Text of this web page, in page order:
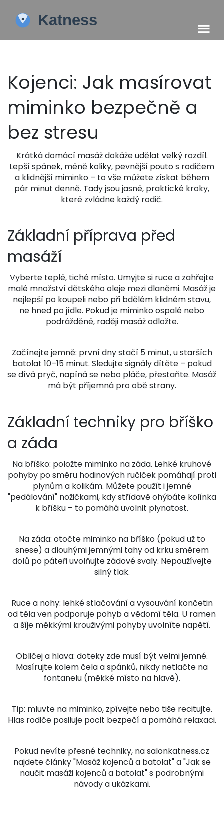
Kojenci: Jak masírovat
miminko bezpečně a
bez stresu
Krátká domácí masáž dokáže udělat velký rozdíl.
Lepší spánek, méně koliky, pevnější pouto s rodičem
a klidnější miminko – to vše můžete získat během
pár minut denně. Tady jsou jasné, praktické kroky,
které zvládne každý rodič.
Základní příprava před
masáží
Vyberte teplé, tiché místo. Umyjte si ruce a zahřejte
malé množství dětského oleje mezi dlaněmi. Masáž je
nejlepší po koupeli nebo při bdělém klidném stavu,
ne hned po jídle. Pokud je miminko ospalé nebo
podrážděné, raději masáž odložte.
Začínejte jemně: první dny stačí 5 minut, u starších
batolat 10–15 minut. Sledujte signály dítěte – pokud
se dívá pryč, napíná se nebo pláče, přestaňte. Masáž
má být příjemná pro obě strany.
Základní techniky pro bříško
a záda
Na bříško: položte miminko na záda. Lehké kruhové
pohyby po směru hodinových ručiček pomáhají proti
plynům a kolikám. Můžete použít i jemné
"pedálování" nožičkami, kdy střídavě ohýbáte kolínka
k bříšku – to pomáhá uvolnit plynatost.
Na záda: otočte miminko na bříško (pokud už to
snese) a dlouhými jemnými tahy od krku směrem
dolů po páteři uvolňujte zádové svaly. Nepoužívejte
silný tlak.
Ruce a nohy: lehké stlačování a vysouvání končetin
od těla ven podporuje pohyb a vědomí těla. U ramen
a šíje měkkými krouživými pohyby uvolníte napětí.
Obličej a hlava: doteky zde musí být velmi jemné.
Masírujte kolem čela a spánků, nikdy netlačte na
fontanelu (měkké místo na hlavě).
Tip: mluvte na miminko, zpívejte nebo tiše recitujte.
Hlas rodiče posiluje pocit bezpečí a pomáhá relaxaci.
Pokud nevíte přesné techniky, na salonkatness.cz
najdete články "Masáž kojenců a batolat" a "Jak se
naučit masáži kojenců a batolat" s podrobnými
návody a ukázkami.